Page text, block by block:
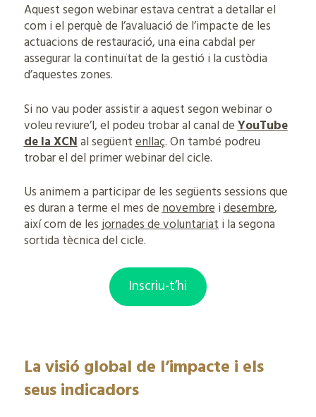
Aquest segon webinar estava centrat a detallar el
com i el perquè de l’avaluació de l’impacte de les
actuacions de restauració, una eina cabdal per
assegurar la continuïtat de la gestió i la custòdia
d’aquestes zones.
Si no vau poder assistir a aquest segon webinar o
voleu reviure’l, el podeu trobar al canal deYouTube
de la XCNal següentenllaç. On també podreu
trobar el del primer webinar del cicle.
Us animem a participar de les següents sessions que
es duran a terme el mes denovembreidesembre,
així com de lesjornades de voluntariati la segona
sortida tècnica del cicle.
Inscriu-t’hi
Lavisió global de l’impacte i els
seus indicadors